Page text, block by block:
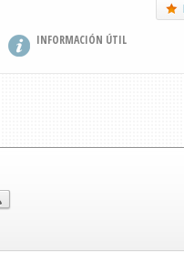
INFORMACIÓN ÚTIL